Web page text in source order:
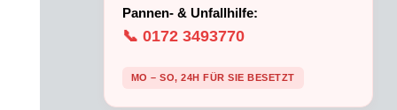
Pannen- & Unfallhilfe:
📞 0172 3493770
MO – SO, 24H FÜR SIE BESETZT